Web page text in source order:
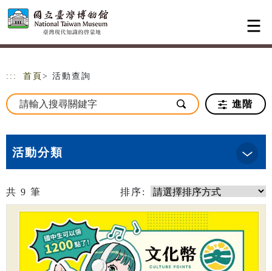
跳到主要內容
網站導覽
::: 首頁 > 活動查詢
進階
活動分類
共 9 筆 排序: